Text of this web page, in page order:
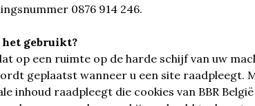
0876 914 246.
het gebruikt?
op een ruimte op de harde schijf van uw
geplaatst wanneer u een site raadpleegt.
inhoud raadpleegt die cookies van BBR